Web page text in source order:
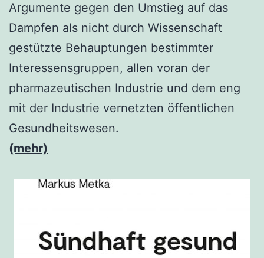
Argumente gegen den Umstieg auf das
Dampfen als nicht durch Wissenschaft
gestützte Behauptungen bestimmter
Interessensgruppen, allen voran der
pharmazeutischen Industrie und dem eng
mit der Industrie vernetzten öffentlichen
Gesundheitswesen.
(mehr)